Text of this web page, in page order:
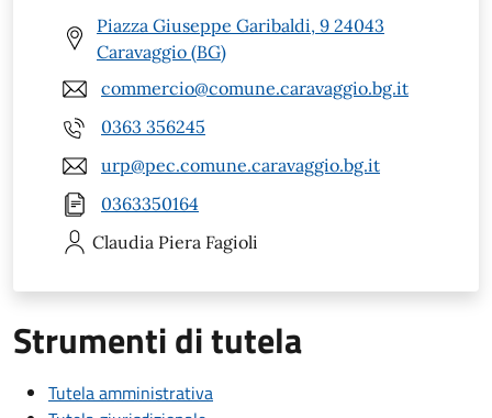
Piazza Giuseppe Garibaldi, 9 24043
Caravaggio (BG)
commercio@comune.caravaggio.bg.it
0363 356245
urp@pec.comune.caravaggio.bg.it
0363350164
Claudia Piera Fagioli
Strumenti di tutela
Tutela amministrativa